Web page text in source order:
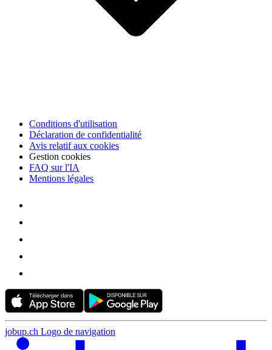
Conditions d'utilisation
Déclaration de confidentialité
Avis relatif aux cookies
Gestion cookies
FAQ sur l'IA
Mentions légales
jobup.ch Logo de navigation